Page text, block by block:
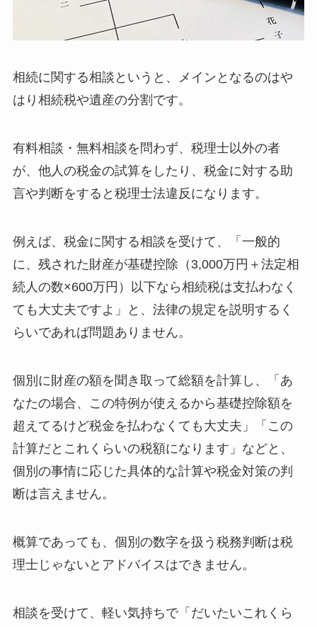
相続に関する相談というと、メインとなるのはや
はり相続税や遺産の分割です。
有料相談・無料相談を問わず、税理士以外の者
が、他人の税金の試算をしたり、税金に対する助
言や判断をすると税理士法違反になります。
例えば、税金に関する相談を受けて、「 一般的
に、残された財産が基礎控除（3,000万円＋法定相
続人の数×600万円）以下なら相続税は支払わなく
ても大丈夫ですよ」と、法律の規定を説明するく
らいであれば問題ありません。
個別に財産の額を聞き取って総額を計算し、「あ
なたの場合、この特例が使えるから基礎控除額を
超えてるけど税金を払わなくても大丈夫」「この
計算だとこれくらいの税額になります」などと、
個別の事情に応じた具体的な計算や税金対策の判
断は言えません。
概算であっても、個別の数字を扱う税務判断は税
理士じゃないとアドバイスはできません。
相談を受けて、軽い気持ちで「だいたいこれくら